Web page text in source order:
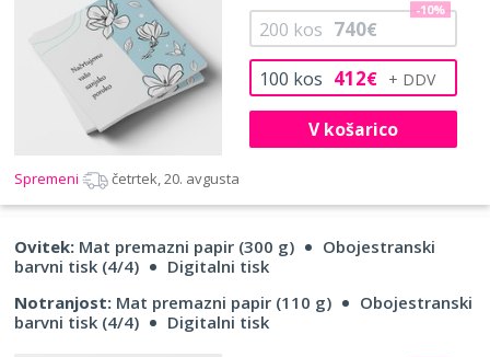
100 kos 412€
200 kos 740€
-10%
V košarico
Spremeni četrtek, 20. avgusta
Ovitek: Mat premazni papir (300 g)
Obojestranski
barvni tisk (4/4)
Digitalni tisk
Notranjost: Mat premazni papir (110 g)
Obojestranski
barvni tisk (4/4)
Digitalni tisk